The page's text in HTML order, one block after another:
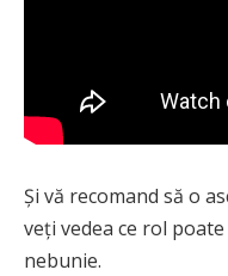
Și vă recomand să o
veți vedea ce rol
nebunie.